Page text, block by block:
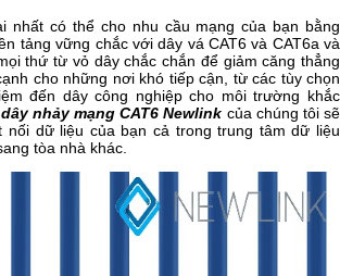
nhất có thể cho nhu cầu mạng của bạn bằng
tảng vững chắc với dây vá CAT6 và CAT6a và
thứ từ vỏ dây chắc chắn để giảm căng thẳng
cho những nơi khó tiếp cận, từ các tùy chọn
đến dây công nghiệp cho môi trường khắc
dây nhảy mạng CAT6 Newlink của chúng tôi sẽ
nối dữ liệu của bạn cả trong trung tâm dữ liệu
tòa nhà khác.